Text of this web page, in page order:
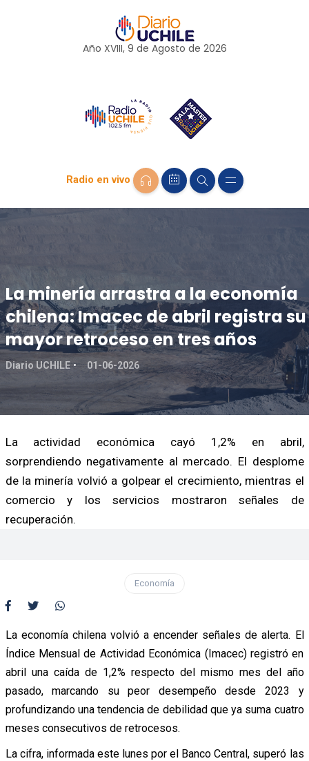
Año XVIII, 9 de Agosto de 2026
Radio en vivo
La minería arrastra a la economía
chilena: Imacec de abril registra su
mayor retroceso en tres años
Diario UCHILE 01-06-2026
La actividad económica cayó 1,2% en abril,
sorprendiendo negativamente al mercado. El desplome
de la minería volvió a golpear el crecimiento, mientras el
comercio y los servicios mostraron señales de
recuperación.
Economía
La economía chilena volvió a encender señales de alerta. El
Índice Mensual de Actividad Económica (Imacec) registró en
abril una caída de 1,2% respecto del mismo mes del año
pasado, marcando su peor desempeño desde 2023 y
profundizando una tendencia de debilidad que ya suma cuatro
meses consecutivos de retrocesos.
La cifra, informada este lunes por el Banco Central, superó las